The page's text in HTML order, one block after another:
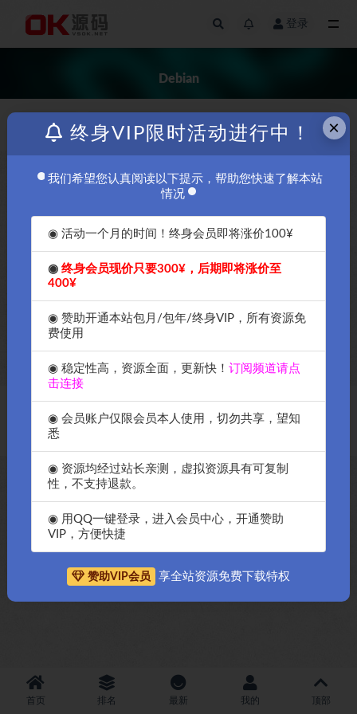
登录
Debian
价格 发布日期
2026年OK源码中国资源网教你
快速查看Linux的dns信息
搬瓦工vps的IPV6如何配置，怎
么配置，下面快速教大家配置，
Copyright © 2018-2026 OK源码中国资源网 -All rights reserved|
首页 排名 最新 我的 顶部
×
终身VIP限时活动进行中！
我们希望您认真阅读以下提示，帮助您快速了解本站
情况
◉ 活动一个月的时间！终身会员即将涨价100¥
◉终身会员现价只要300¥，后期即将涨价至
400¥
◉ 赞助开通本站包月/包年/终身VIP，所有资源免
费使用
◉ 稳定性高，资源全面，更新快！订阅频道请点
击连接
◉ 会员账户仅限会员本人使用，切勿共享，望知
悉
◉ 资源均经过站长亲测，虚拟资源具有可复制
性，不支持退款。
◉ 用QQ一键登录，进入会员中心，开通赞助
VIP，方便快捷
赞助VIP会员 享全站资源免费下载特权